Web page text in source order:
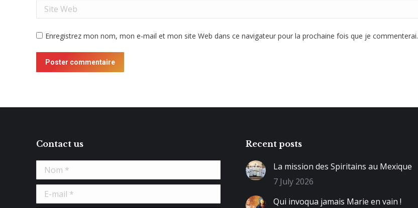
Site Web
Enregistrez mon nom, mon e-mail et mon site Web dans ce navigateur pour la prochaine fois que je commenterai.
Poster commentaire
Contact us
Nom *
E-mail *
Recent posts
La mission des Spiritains au Mexique
7 July 2026
Qui invoqua jamais Marie en vain !